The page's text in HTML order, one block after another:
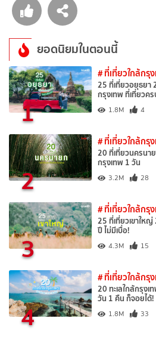
ยอดนิยมในตอนนี้
1
# ที่เที่ยวใกล้กรุ
25 ที่เที่ยวอยุธยา
กรุงเทพ ที่เที่ยวค
1.8M 4
2
# ที่เที่ยวใกล้กรุ
20 ที่เที่ยวนครนา
กรุงเทพ 1 วัน
3.2M 28
3
# ที่เที่ยวใกล้กรุ
25 ที่เที่ยวเขาให
ปี ไม่มีเบื่อ!
4.3M 15
4
# ที่เที่ยวใกล้กรุ
20 ทะเลใกล้กรุงเ
วัน 1 คืน ก็จอยได้!
1.8M 33